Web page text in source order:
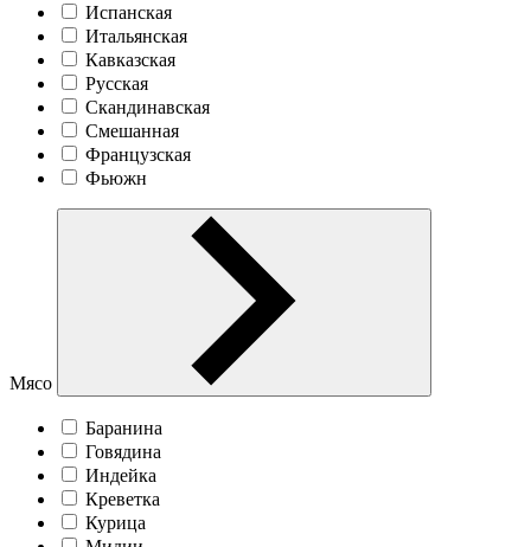
Испанская
Итальянская
Кавказская
Русская
Скандинавская
Смешанная
Французская
Фьюжн
Мясо
Баранина
Говядина
Индейка
Креветка
Курица